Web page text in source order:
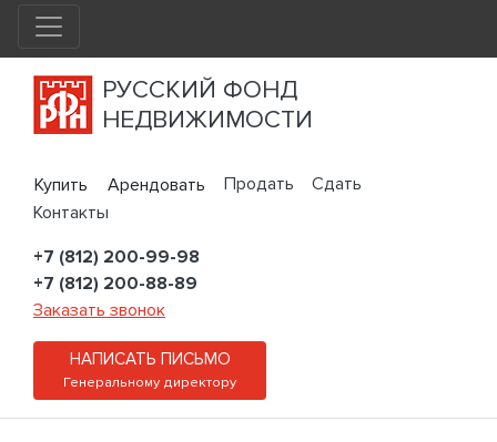
РУССКИЙ ФОНД
НЕДВИЖИМОСТИ
Купить Арендовать Продать
Сдать
Контакты
+7 (812) 200-99-98
+7 (812) 200-88-89
Заказать звонок
НАПИСАТЬ ПИСЬМО
Генеральному директору